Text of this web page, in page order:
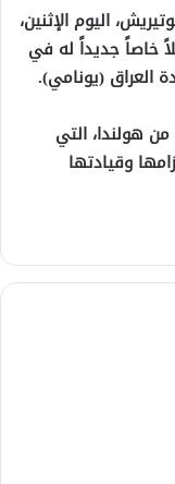
اليوم الإثنين،
خاصاً جديداً له في
العراق (يونامي).
هولندا، التي
وقيادتها